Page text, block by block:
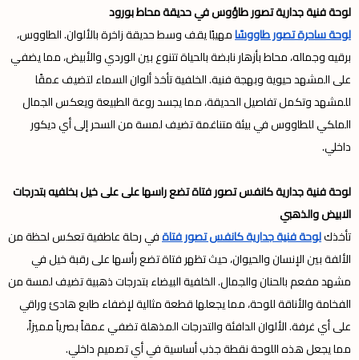
لوحة فنية جدارية تصور طاؤوس في حديقة محاط بورود
لوحة ساحرة تصور طاووسًامهيبًا يقف وسط حديقة زاخرة بالألوان. الطاووس،
برقيه وجماله، محاط بأزهار نابضة بالحياة تتنوع بين الوردي والأبيض، مما يضفي
على المشهد حيوية وبهجة فنية. الخلفية تأخذ ألوان السماء لتضيف عمقًا
للمشهد وتكمل تفاصيل الحديقة، مما يجسد روعة الطبيعة ويعكس الجمال
الملكي للطاووس في بيئة متناغمة تضيف لمسة من السحر إلى أي ديكور
داخلي.
لوحة فنية جدارية كانفس تصور فتاة تضع راسها على على خيل بخلفيه بتدرجات
الابيض والذهبي
تأخذكلوحة فنية جدارية كانفس تصور فتاةفي رحلة عاطفية تعكس لحظة من
الألفة بين الإنسان والحيوان، حيث تظهر فتاة تضع رأسها على رقبة خيل في
مشهد مفعم بالحنان والجمال. الخلفية البيضاء بتدرجات ذهبية تضيف لمسة من
الفخامة والأناقة للوحة، مما يجعلها قطعة مثالية لإضفاء طابع هادئ وراقي
على أي غرفة. الألوان الدافئة والتدرجات المذهلة تضفي عمقاً بصرياً مميزاً،
مما يجعل هذه اللوحة نقطة جذب أساسية في أي تصميم داخلي.